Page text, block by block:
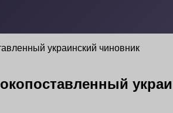
украинский чиновник